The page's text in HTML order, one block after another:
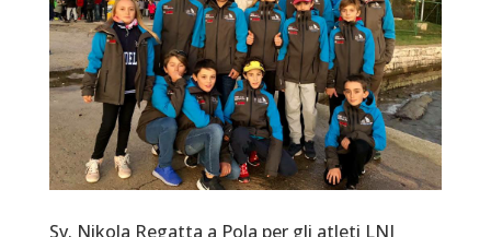
Sv. Nikola Regatta a Pola per gli atleti LNI